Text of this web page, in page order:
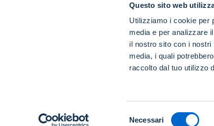
Questo sito web
Utilizziamo i cookie per
media e per analizzare
il nostro sito con i
media, i quali
raccolto dal tuo utilizzo
Necessari